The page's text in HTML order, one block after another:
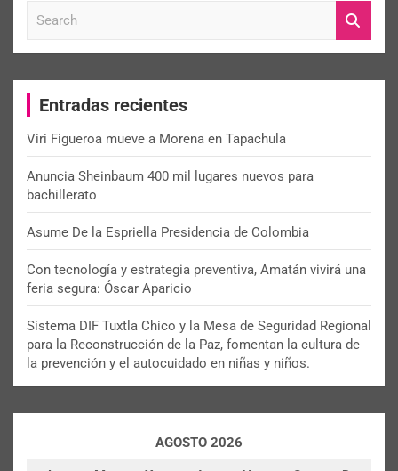
c
Entradas recientes
Viri Figueroa mueve a Morena en Tapachula
Anuncia Sheinbaum 400 mil lugares nuevos para
bachillerato
Asume De la Espriella Presidencia de Colombia
Con tecnología y estrategia preventiva, Amatán vivirá una
feria segura: Óscar Aparicio
Sistema DIF Tuxtla Chico y la Mesa de Seguridad Regional
para la Reconstrucción de la Paz, fomentan la cultura de
la prevención y el autocuidado en niñas y niños.
AGOSTO 2026